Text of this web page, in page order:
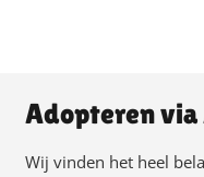
Adopteren via
Wij vinden het heel